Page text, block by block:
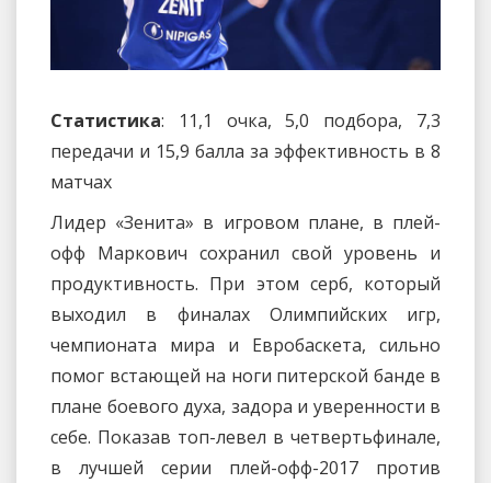
Статистика: 11,1 очка, 5,0 подбора, 7,3
передачи и 15,9 балла за эффективность в 8
матчах
Лидер «Зенита» в игровом плане, в плей-
офф Маркович сохранил свой уровень и
продуктивность. При этом серб, который
выходил в финалах Олимпийских игр,
чемпионата мира и Евробаскета, сильно
помог встающей на ноги питерской банде в
плане боевого духа, задора и уверенности в
себе. Показав топ-левел в четвертьфинале,
в лучшей серии плей-офф-2017 против